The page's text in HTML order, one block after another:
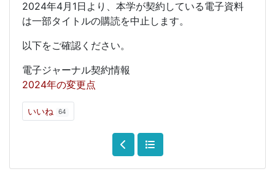
2024年4月1日より、本学が契約している電子資料
は一部タイトルの購読を中止します。
以下をご確認ください。
電子ジャーナル契約情報
2024年の変更点
いいね 64